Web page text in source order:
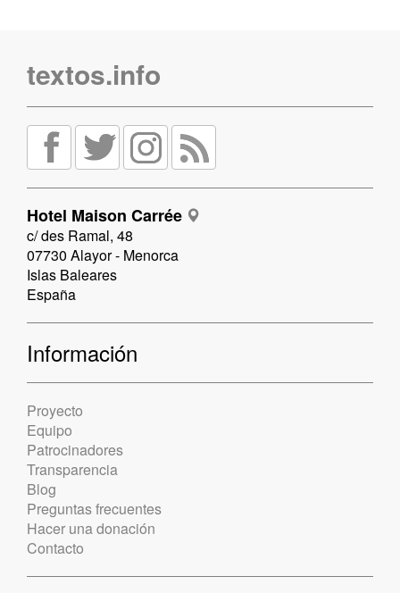
textos.info
Hotel Maison Carrée
c/ des Ramal, 48
07730 Alayor - Menorca
Islas Baleares
España
Información
Proyecto
Equipo
Patrocinadores
Transparencia
Blog
Preguntas frecuentes
Hacer una donación
Contacto